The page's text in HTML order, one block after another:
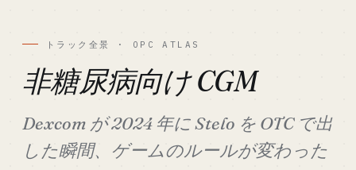
トラック全景 · OPC ATLAS
非糖尿病向け CGM
Dexcom が 2024 年に Stelo を OTC で出
した瞬間、ゲームのルールが変わった